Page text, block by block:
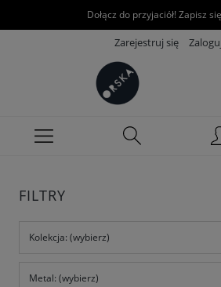
Dołącz do przyjaciół! Zapisz
Zarejestruj się
FILTRY
Kolekcja: (wybierz)
Metal: (wybierz)